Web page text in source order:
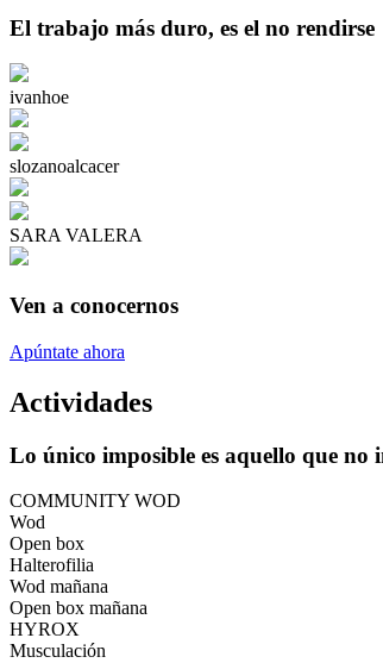
El trabajo más duro, es el no rendirse
ivanhoe
slozanoalcacer
SARA VALERA
Ven a conocernos
Apúntate ahora
Actividades
Lo único imposible es aquello que no
COMMUNITY WOD
Wod
Open box
Halterofilia
Wod mañana
Open box mañana
HYROX
Musculación